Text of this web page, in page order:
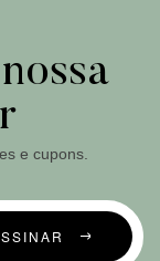
e cupons.